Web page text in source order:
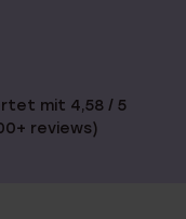
mit 4,58 / 5
reviews)